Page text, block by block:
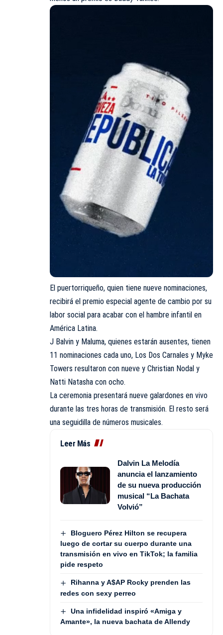
El puertorriqueño, quien tiene nueve nominaciones,
recibirá el premio especial agente de cambio por su
labor social para acabar con el hambre infantil en
América Latina.
J Balvin y Maluma, quienes estarán ausentes, tienen
11 nominaciones cada uno, Los Dos Carnales y Myke
Towers resultaron con nueve y Christian Nodal y
Natti Natasha con ocho.
La ceremonia presentará nueve galardones en vivo
durante las tres horas de transmisión. El resto será
una seguidilla de números musicales.
Leer Más
Dalvin La Melodía
anuncia el lanzamiento
de su nueva producción
musical “La Bachata
Volvió”
Bloguero Pérez Hilton se recupera
luego de cortar su cuerpo durante una
transmisión en vivo en TikTok; la familia
pide respeto
Rihanna y A$AP Rocky prenden las
redes con sexy perreo
Una infidelidad inspiró «Amiga y
Amante», la nueva bachata de Allendy